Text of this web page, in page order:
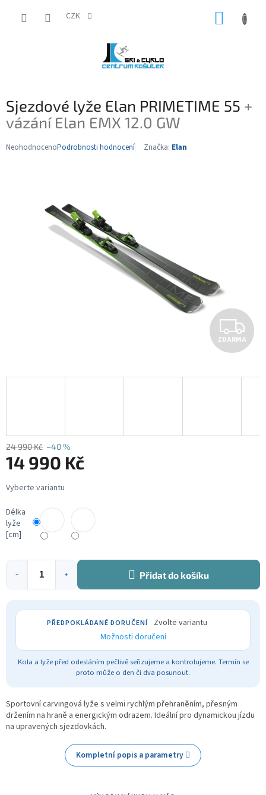
CZK
Sjezdové lyže Elan PRIMETIME 55 +
vázání Elan EMX 12.0 GW
Průměrné
NeohodnocenoPodrobnosti hodnocení Značka: Elan
Z
D
A
ZDARMA
24 990 Kč –40 %
14 990 Kč
Měrná
cena:
Délka
lyže
[cm]
+
− Přidat do košíku
Zvolte variantu
Možnosti doručení
Kola a lyže před odesláním pečlivě seřizujeme a kontrolujeme. Termín se
proto může o den či dva posunout.
Sportovní carvingová lyže s velmi rychlým přehraněním, přesným
držením na hraně a energickým odrazem. Ideální pro dynamickou jízdu
na upravených sjezdovkách.
Kompletní popis a parametry